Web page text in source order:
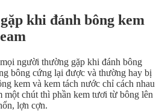
khi đánh bông kem
người thường gặp khi đánh bông
bông cứng lại được và thường hay bị
kem và kem tách nước chỉ cách nhau
một chút thì phần kem tươi từ bông lên
lợn cợn.